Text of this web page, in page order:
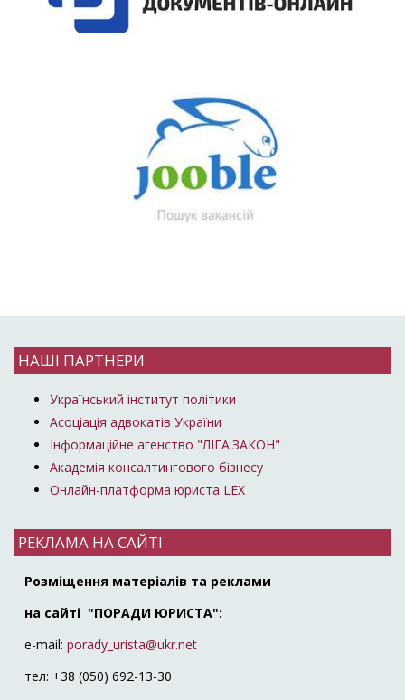
НАШІ ПАРТНЕРИ
Український інститут політики
Асоціація адвокатів України
Інформаційне агенство "ЛІГА:ЗАКОН"
Академія консалтингового бізнесу
Онлайн-платформа юриста LEX
РЕКЛАМА НА САЙТІ
Розміщення матеріалів та реклами
на сайті "ПОРАДИ ЮРИСТА":
e-mail: porady_urista@ukr.net
тел: +38 (050) 692-13-30